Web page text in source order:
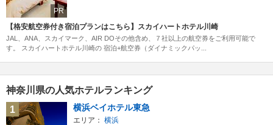
PR
【格安航空券付き宿泊プランはこちら】スカイハートホテル川崎
JAL、ANA、スカイマーク、AIR DOその他含め、７社以上の航空券をご利用可能で
す。 スカイハートホテル川崎の 宿泊+航空券（ダイナミックパッ...
神奈川県の人気ホテルランキング
1
横浜ベイホテル東急
エリア： 横浜